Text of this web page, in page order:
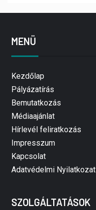
MENÜ
Kezdőlap
Pályázatírás
Bemutatkozás
Médiaajánlat
Hírlevél feliratkozás
Impresszum
Kapcsolat
Adatvédelmi Nyilatkozat
SZOLGÁLTATÁSOK